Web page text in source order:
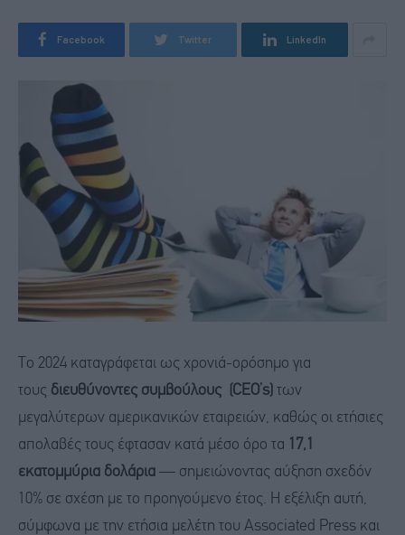
Facebook Twitter LinkedIn
Το 2024 καταγράφεται ως χρονιά-ορόσημο για
τους διευθύνοντες συμβούλους (CEO’s) των
μεγαλύτερων αμερικανικών εταιρειών, καθώς οι ετήσιες
απολαβές τους έφτασαν κατά μέσο όρο τα 17,1
εκατομμύρια δολάρια — σημειώνοντας αύξηση σχεδόν
10% σε σχέση με το προηγούμενο έτος. Η εξέλιξη αυτή,
σύμφωνα με την ετήσια μελέτη του Associated Press και